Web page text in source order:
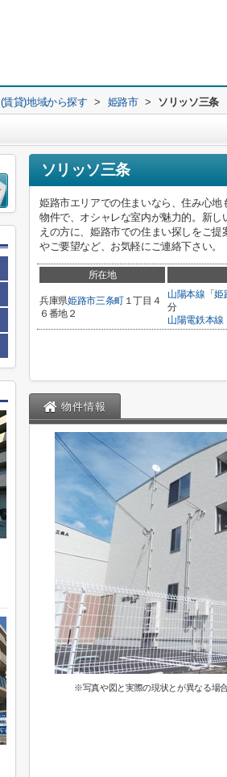
(賃貸)地域から探す > 姫路市 > ソリッソ三条
ソリッソ三条
姫路市エリアでの住まいなら、住み心
物件で、オシャレな室内が魅力的。新
えの方に、姫路市での住まい探しをご
やご要望など、お気軽にご連絡下さい。
所在地
兵庫県姫路市三条町１丁目４
６番地２
山陽本線 「姫
分
山陽電鉄本線
物件情報
※写真や図と実際の現状とが異なる場